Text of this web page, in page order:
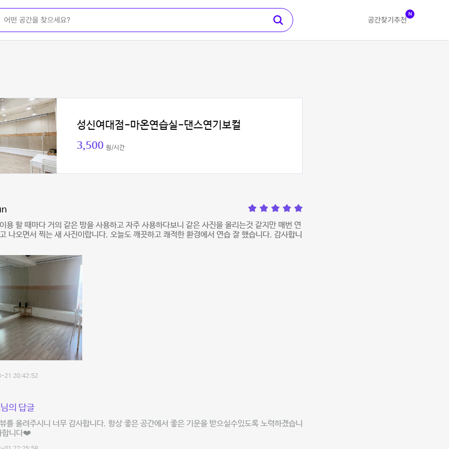
공간찾기 추천
N
성신여대점-마온연습실-댄스연기보컬
3,500 원/시간
용 할 때마다 거의 같은 방을 사용하고 자주 사용하다보니 같은 사진을 올리는것 같지만 매번 연
나오면서 찍는 새 사진이랍니다. 오늘도 깨끗하고 쾌적한 환경에서 연습 잘 했습니다. 감사합니
21 20:42:52
의 답글
를 올려주시니 너무 감사합니다. 항상 좋은 공간에서 좋은 기운을 받으실수있도록 노력하겠습니
합니다❤️